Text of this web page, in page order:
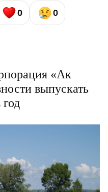
0 0
«Ак
выпускать